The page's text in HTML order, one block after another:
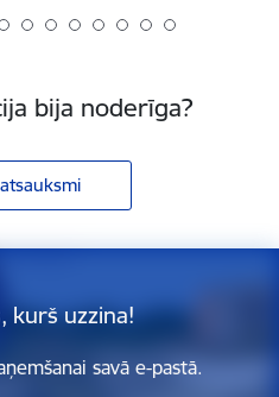
bija noderīga?
kurš uzzina!
savā e-pastā.